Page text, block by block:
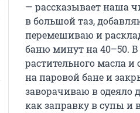
— рассказывает наша
в большой таз,
перемешиваю и
баню минут на 40–50.
растительного масла
на паровой бане и
заворачиваю в одеяло
как заправку в супы и